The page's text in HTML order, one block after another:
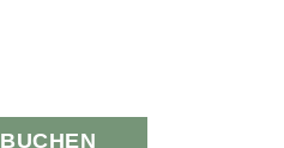
BUCHEN